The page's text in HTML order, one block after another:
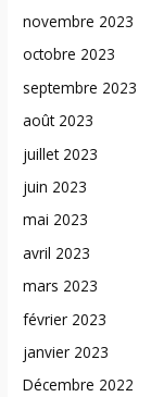
novembre 2023
octobre 2023
septembre 2023
août 2023
juillet 2023
juin 2023
mai 2023
avril 2023
mars 2023
février 2023
janvier 2023
Décembre 2022